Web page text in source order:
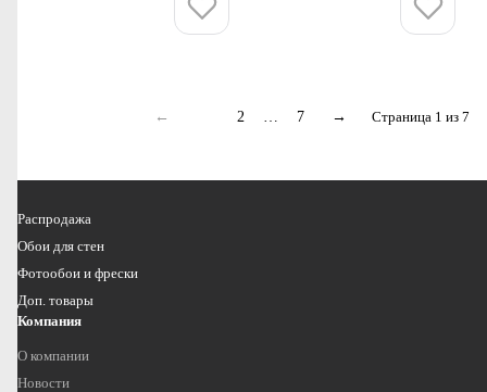
← 2 … 7 → Страница 1 из 7
Распродажа
Обои для стен
Фотообои и фрески
Доп. товары
Компания
О компании
Новости